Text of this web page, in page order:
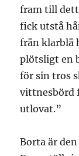
fram till
fick utstå
från klarblå
plötsligt en
för sin tros
vittnesbörd
utlovat.”
Borta är